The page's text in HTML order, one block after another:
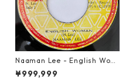
Naaman Lee - English Wom
an【7-20855】
¥999,999